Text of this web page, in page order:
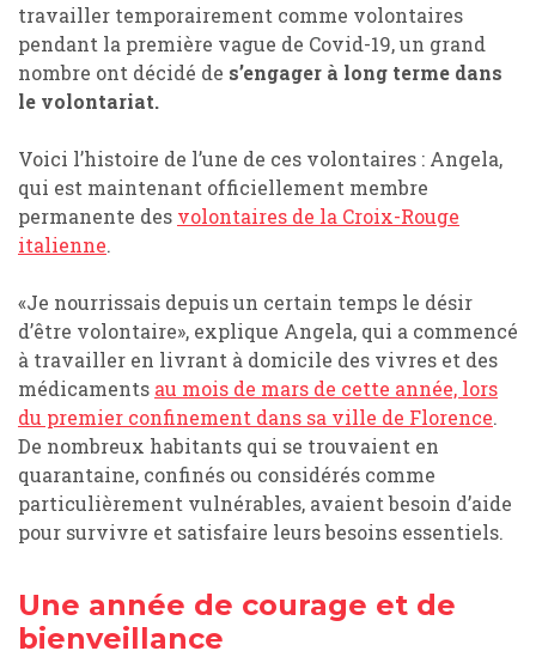
travailler temporairement comme volontaires
pendant la première vague de Covid-19, un grand
nombre ont décidé de s’engager à long terme dans
le volontariat.
Voici l’histoire de l’une de ces volontaires : Angela,
qui est maintenant officiellement membre
permanente des volontaires de la Croix-Rouge
italienne.
«Je nourrissais depuis un certain temps le désir
d’être volontaire», explique Angela, qui a commencé
à travailler en livrant à domicile des vivres et des
médicaments au mois de mars de cette année, lors
du premier confinement dans sa ville de Florence.
De nombreux habitants qui se trouvaient en
quarantaine, confinés ou considérés comme
particulièrement vulnérables, avaient besoin d’aide
pour survivre et satisfaire leurs besoins essentiels.
Une année de courage et de
bienveillance